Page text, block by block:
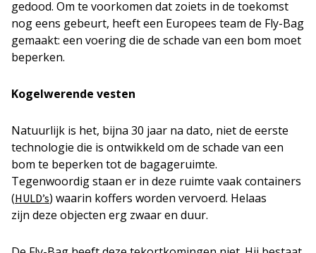
gedood. Om te voorkomen dat zoiets in de toekomst
nog eens gebeurt, heeft een Europees team de Fly-Bag
gemaakt: een voering die de schade van een bom moet
beperken.
Kogelwerende vesten
Natuurlijk is het, bijna 30 jaar na dato, niet de eerste
technologie die is ontwikkeld om de schade van een
bom te beperken tot de bagageruimte.
Tegenwoordig staan er in deze ruimte vaak containers
(HULD’s) waarin koffers worden vervoerd. Helaas
zijn deze objecten erg zwaar en duur.